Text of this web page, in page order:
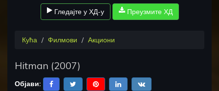
Гледајте у ХД-у Преузмите ХД
Кућа Филмови Акциони
Hitman (2007)
Објави: